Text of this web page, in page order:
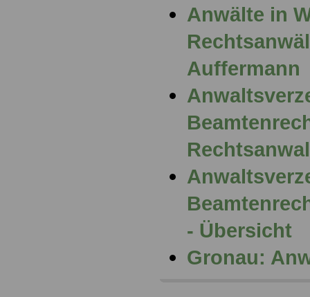
Anwälte in
Auffermann
- Übersicht
Gronau: